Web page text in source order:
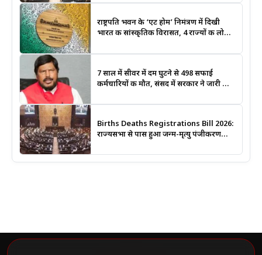
राष्ट्रपति भवन के ‘एट होम’ निमंत्रण में दिखी
भारत की सांस्कृतिक विरासत, 4 राज्यों की लोक
7 साल में सीवर में दम घुटने से 498 सफाई
कर्मचारियों की मौत, संसद में सरकार ने जारी किए
Births Deaths Registrations Bill 2026:
राज्यसभा से पास हुआ जन्म-मृत्यु पंजीकरण
लगेगा कोर्ट का आदेश